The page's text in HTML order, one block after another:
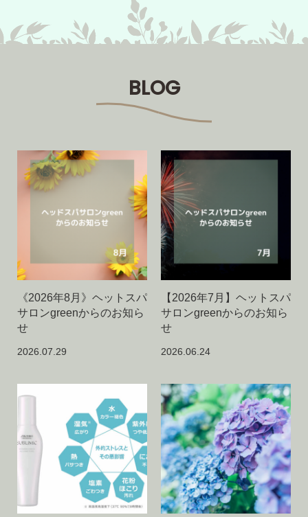
BLOG
《2026年8月》ヘットスパ
サロンgreenからのお知ら
せ
2026.07.29
【2026年7月】ヘットスパ
サロンgreenからのお知ら
せ
2026.06.24